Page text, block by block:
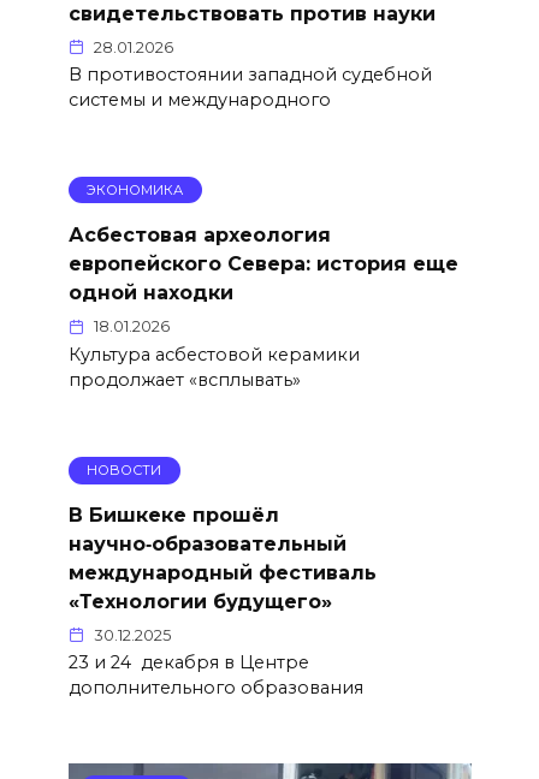
свидетельствовать против науки
28.01.2026
В противостоянии западной судебной
системы и международного
ЭКОНОМИКА
Асбестовая археология
европейского Севера: история еще
одной находки
18.01.2026
Культура асбестовой керамики
продолжает «всплывать»
НОВОСТИ
В Бишкеке прошёл
научно‑образовательный
международный фестиваль
«Технологии будущего»
30.12.2025
23 и 24 декабря в Центре
дополнительного образования